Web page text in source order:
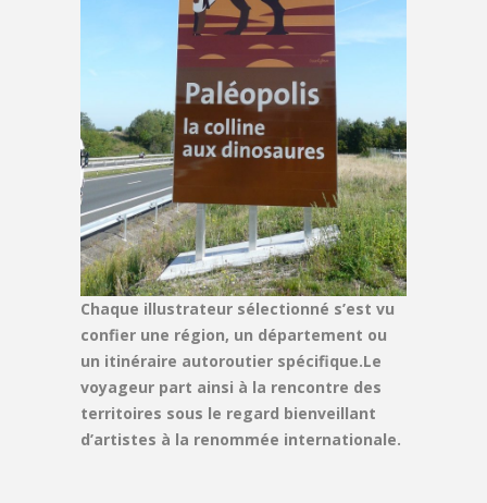
Chaque illustrateur sélectionné s’est vu
confier une région, un département ou
un itinéraire autoroutier spécifique.Le
voyageur part ainsi à la rencontre des
territoires sous le regard bienveillant
d’artistes à la renommée internationale.